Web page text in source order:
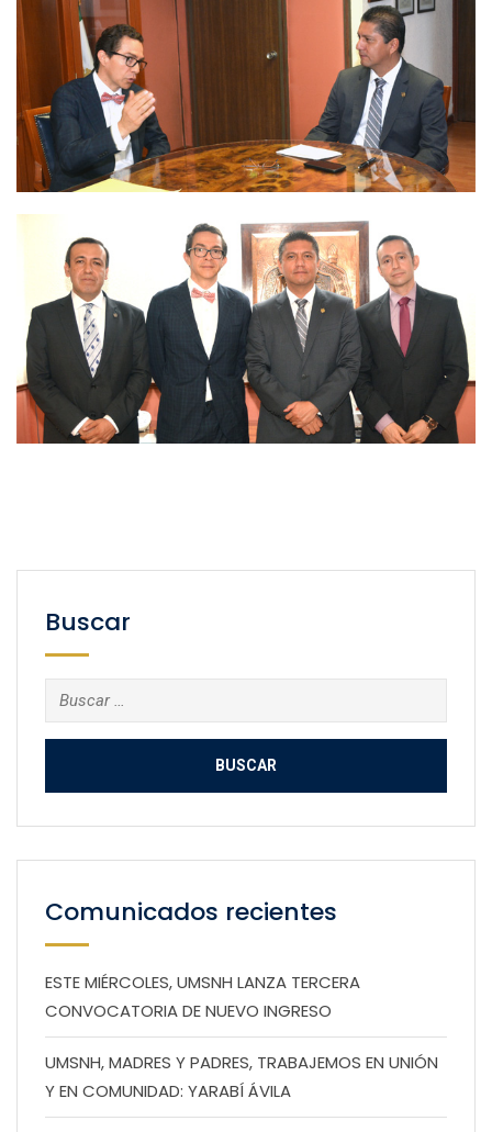
Buscar
Buscar:
Comunicados recientes
ESTE MIÉRCOLES, UMSNH LANZA TERCERA
CONVOCATORIA DE NUEVO INGRESO
UMSNH, MADRES Y PADRES, TRABAJEMOS EN UNIÓN
Y EN COMUNIDAD: YARABÍ ÁVILA